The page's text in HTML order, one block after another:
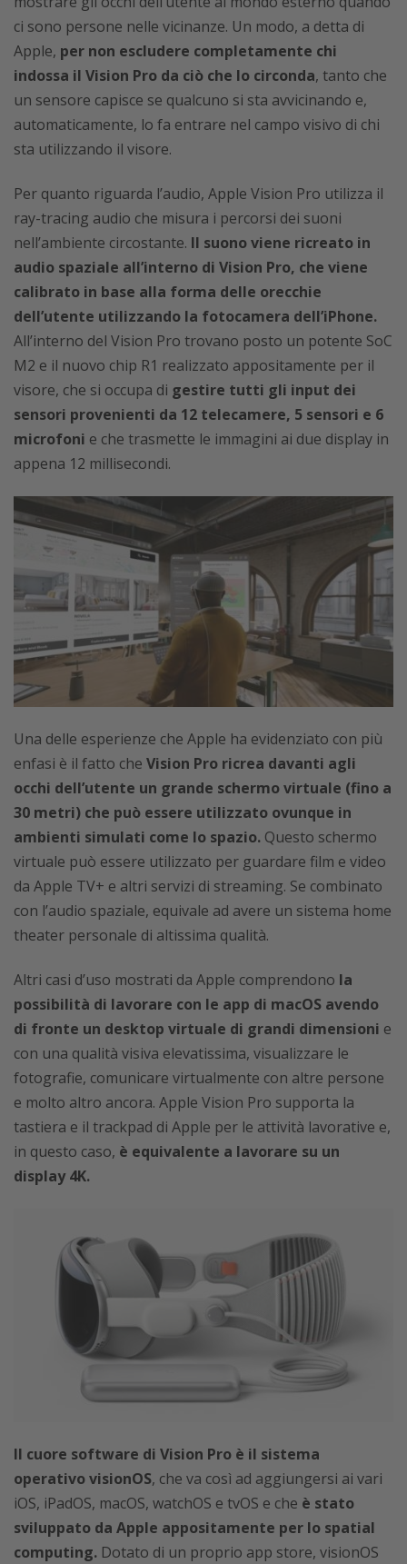
ci sono persone nelle vicinanze. Un modo, a detta di
Apple, per non escludere completamente chi
indossa il Vision Pro da ciò che lo circonda, tanto che
un sensore capisce se qualcuno si sta avvicinando e,
automaticamente, lo fa entrare nel campo visivo di chi
sta utilizzando il visore.
Per quanto riguarda l’audio, Apple Vision Pro utilizza il
ray-tracing audio che misura i percorsi dei suoni
nell’ambiente circostante. Il suono viene ricreato in
audio spaziale all’interno di Vision Pro, che viene
calibrato in base alla forma delle orecchie
dell’utente utilizzando la fotocamera dell’iPhone.
All’interno del Vision Pro trovano posto un potente SoC
M2 e il nuovo chip R1 realizzato appositamente per il
visore, che si occupa di gestire tutti gli input dei
sensori provenienti da 12 telecamere, 5 sensori e 6
microfoni e che trasmette le immagini ai due display in
appena 12 millisecondi.
Una delle esperienze che Apple ha evidenziato con più
enfasi è il fatto che Vision Pro ricrea davanti agli
occhi dell’utente un grande schermo virtuale (fino a
30 metri) che può essere utilizzato ovunque in
ambienti simulati come lo spazio. Questo schermo
virtuale può essere utilizzato per guardare film e video
da Apple TV+ e altri servizi di streaming. Se combinato
con l’audio spaziale, equivale ad avere un sistema home
theater personale di altissima qualità.
Altri casi d’uso mostrati da Apple comprendono la
possibilità di lavorare con le app di macOS avendo
di fronte un desktop virtuale di grandi dimensioni e
con una qualità visiva elevatissima, visualizzare le
fotografie, comunicare virtualmente con altre persone
e molto altro ancora. Apple Vision Pro supporta la
tastiera e il trackpad di Apple per le attività lavorative e,
in questo caso, è equivalente a lavorare su un
display 4K.
Il cuore software di Vision Pro è il sistema
operativo visionOS, che va così ad aggiungersi ai vari
iOS, iPadOS, macOS, watchOS e tvOS e che è stato
sviluppato da Apple appositamente per lo spatial
computing. Dotato di un proprio app store, visionOS